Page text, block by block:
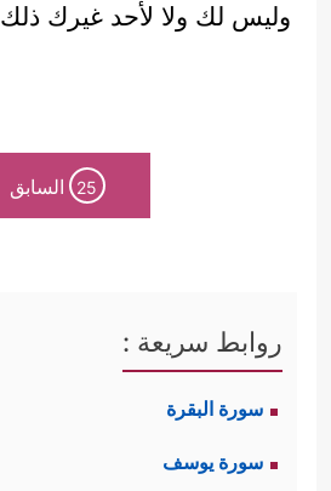
وليس لك ولا لأحد غيرك ذلك
25 السابق
روابط سريعة :
سورة البقرة
سورة يوسف